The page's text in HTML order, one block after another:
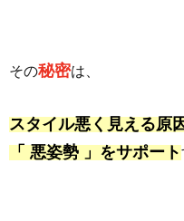
その秘密は、
スタイル悪く見える原
「 悪姿勢 」をサポート